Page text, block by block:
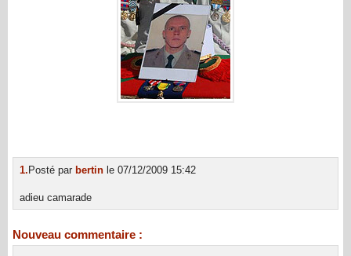
1.Posté par bertin le 07/12/2009 15:42
adieu camarade
Nouveau commentaire :